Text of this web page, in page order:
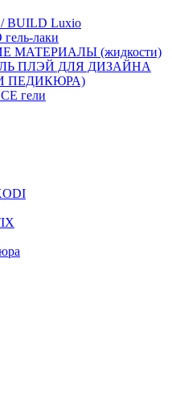
Luxio
лаки
МАТЕРИАЛЫ (жидкости)
ПЛЭЙ ДЛЯ ДИЗАЙНА
ПЕДИКЮРА)
гели